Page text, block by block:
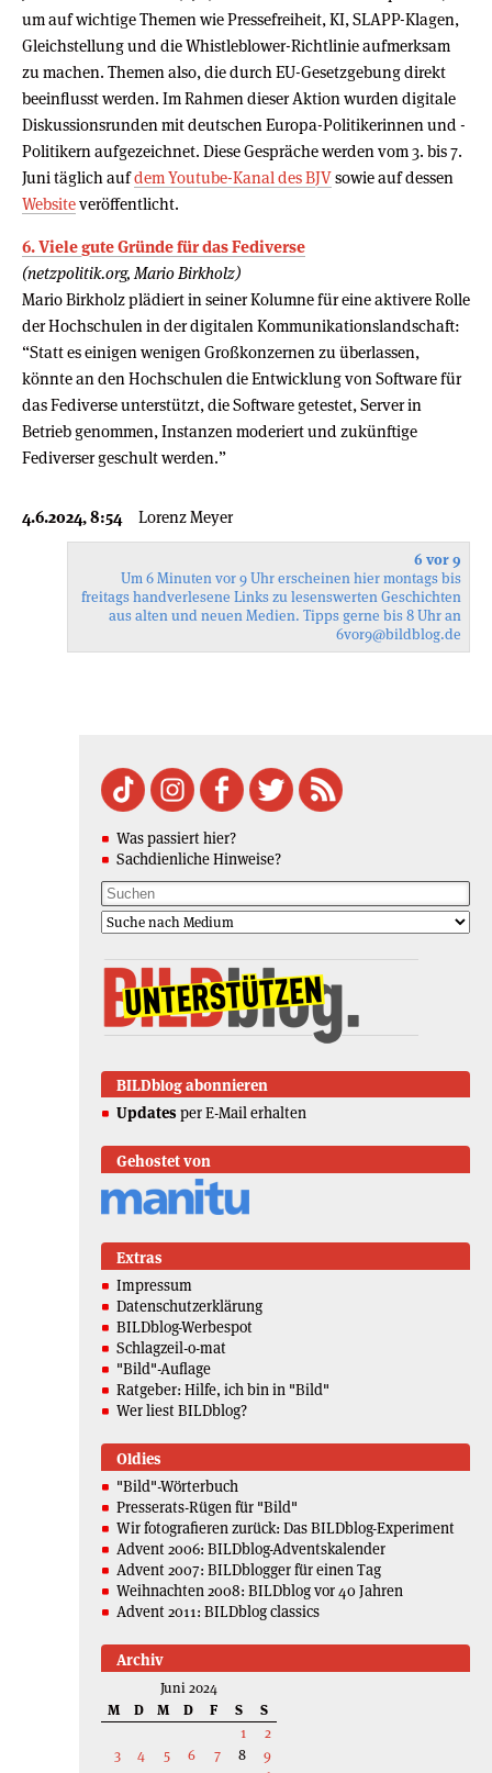
um auf wichtige Themen wie Pressefreiheit, KI, SLAPP-Klagen,
Gleichstellung und die Whistleblower-Richtlinie aufmerksam
zu machen. Themen also, die durch EU-Gesetzgebung direkt
beeinflusst werden. Im Rahmen dieser Aktion wurden digitale
Diskussionsrunden mit deutschen Europa-Politikerinnen und -
Politikern aufgezeichnet. Diese Gespräche werden vom 3. bis 7.
Juni täglich aufdem Youtube-Kanal des BJVsowie auf dessen
Websiteveröffentlicht.
6. Viele gute Gründe für das Fediverse
(netzpolitik.org, Mario Birkholz)
Mario Birkholz plädiert in seiner Kolumne für eine aktivere Rolle
der Hochschulen in der digitalen Kommunikationslandschaft:
“Statt es einigen wenigen Großkonzernen zu überlassen,
könnte an den Hochschulen die Entwicklung von Software für
das Fediverse unterstützt, die Software getestet, Server in
Betrieb genommen, Instanzen moderiert und zukünftige
Fediverser geschult werden.”
4.6.2024, 8:54 Lorenz Meyer
6 vor 9
Um 6 Minuten vor 9 Uhr erscheinen hier montags bis
freitags handverlesene Links zu lesenswerten Geschichten
aus alten und neuen Medien. Tipps gerne bis 8 Uhr an
6vor9@bildblog.de
Was passiert hier?
Sachdienliche Hinweise?
BILDblog abonnieren
Updates per E-Mail erhalten
Gehostet von
Extras
Impressum
Datenschutzerklärung
BILDblog-Werbespot
Schlagzeil-o-mat
"Bild"-Auflage
Ratgeber: Hilfe, ich bin in "Bild"
Wer liest BILDblog?
Oldies
"Bild"-Wörterbuch
Presserats-Rügen für "Bild"
Wir fotografieren zurück: Das BILDblog-Experiment
Advent 2006: BILDblog-Adventskalender
Advent 2007: BILDblogger für einen Tag
Weihnachten 2008: BILDblog vor 40 Jahren
Advent 2011: BILDblog classics
Archiv
Juni 2024
M
D M D F S
S
1
2
3
4 5 6 7 8
9